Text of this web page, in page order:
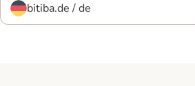
bitiba.de / de